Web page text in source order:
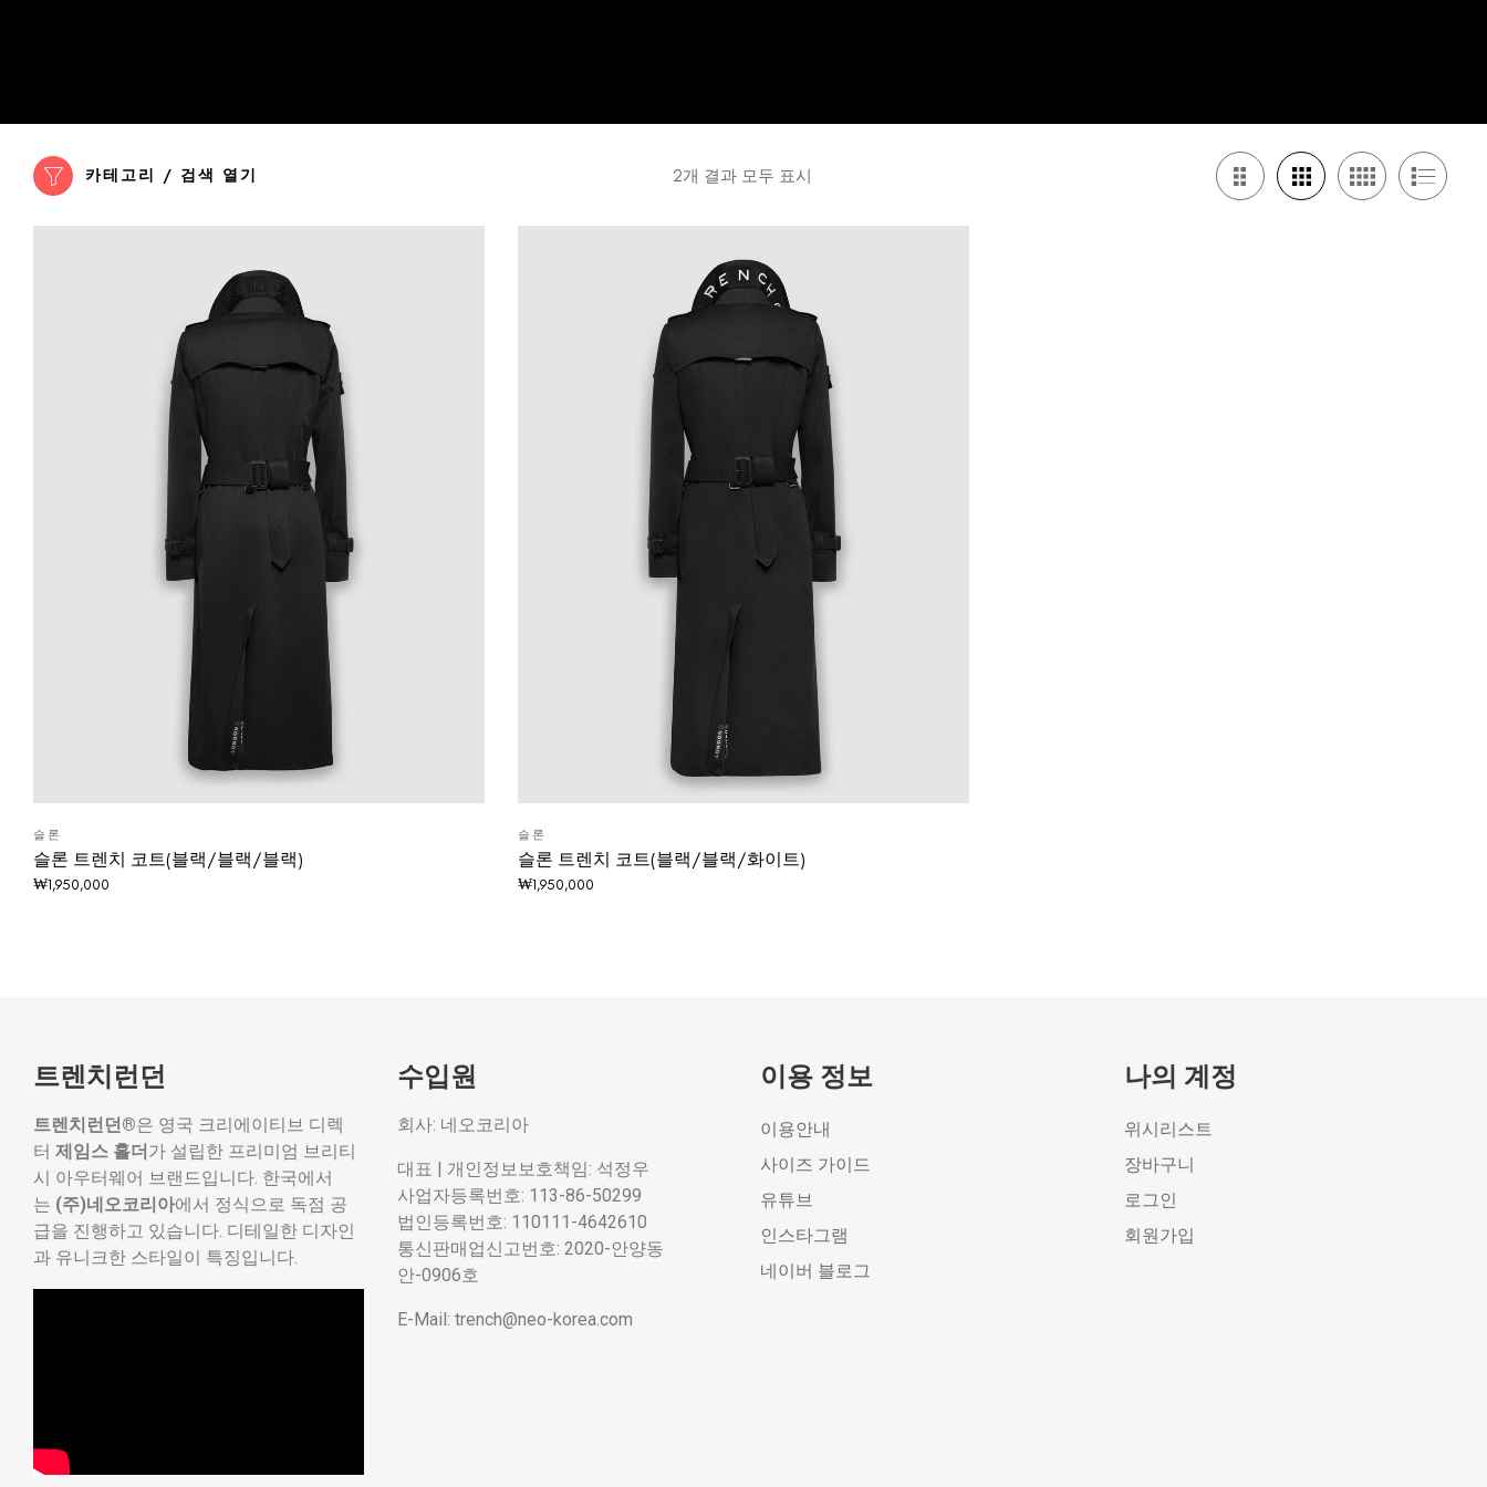
2개 결과 모두 표시
카테고리 / 검색 열기
슬론
슬론 트렌치 코트(블랙/블랙/블랙)
₩1,950,000
슬론
슬론 트렌치 코트(블랙/블랙/화이트)
₩1,950,000
트렌치런던
트렌치런던®은 영국 크리에이티브 디렉
터 제임스 홀더 가 설립한 프리미엄 브리티
시 아우터웨어 브랜드입니다. 한국에서
는 (주)네오코리아에서 정식으로 독점 공
급을 진행하고 있습니다. 디테일한 디자인
과 유니크한 스타일이 특징입니다.
수입원
회사: 네오코리아
대표 | 개인정보보호책임: 석정우
사업자등록번호: 113-86-50299
법인등록번호: 110111-4642610
통신판매업신고번호: 2020-안양동
안-0906호
E-Mail: trench@neo-korea.com
이용 정보
이용안내
사이즈 가이드
유튜브
인스타그램
네이버 블로그
나의 계정
위시리스트
장바구니
로그인
회원가입